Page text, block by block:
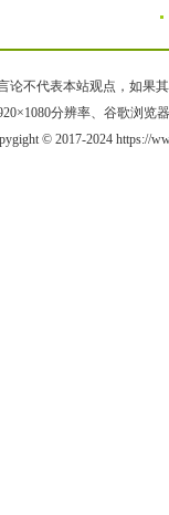
论不代表本站观点，如果
分辨率、谷歌浏览
© 2017-2024 https://